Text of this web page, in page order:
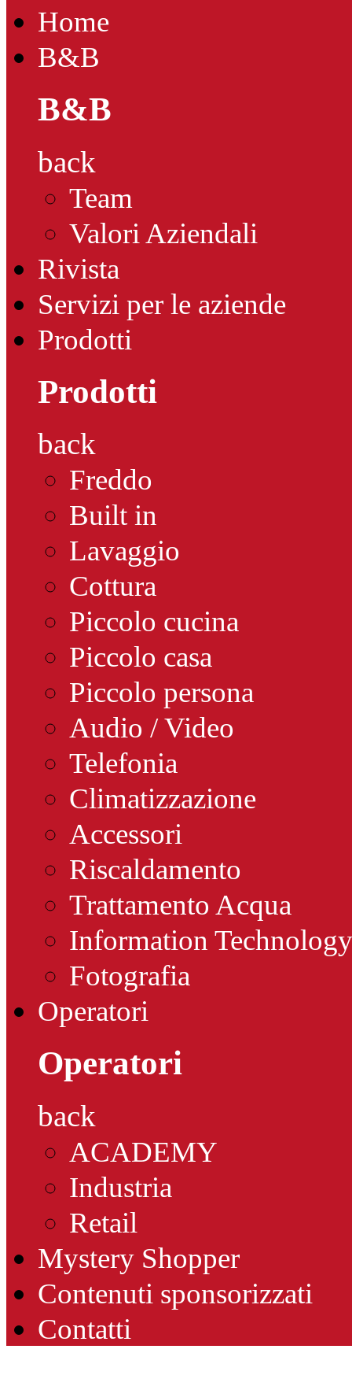
Home
B&B
B&B
back
Team
Valori Aziendali
Rivista
Servizi per le aziende
Prodotti
Prodotti
back
Freddo
Built in
Lavaggio
Cottura
Piccolo cucina
Piccolo casa
Piccolo persona
Audio / Video
Telefonia
Climatizzazione
Accessori
Riscaldamento
Trattamento Acqua
Information Technology
Fotografia
Operatori
Operatori
back
ACADEMY
Industria
Retail
Mystery Shopper
Contenuti sponsorizzati
Contatti